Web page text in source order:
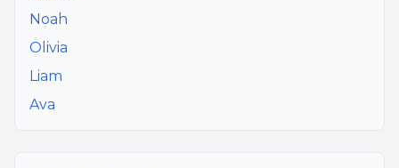
Noah
Olivia
Liam
Ava